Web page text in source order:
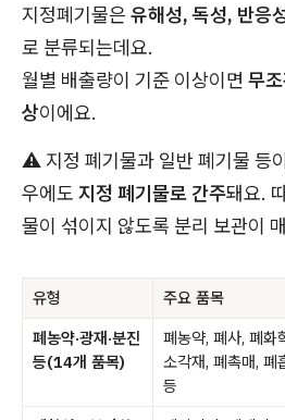
지정폐기물은 유해성, 독성, 반응
로 분류되는데요.
월별 배출량이 기준 이상이면 무
상이에요.
⚠️ 지정 폐기물과 일반 폐기물 등
우에도 지정 폐기물로 간주돼요.
물이 섞이지 않도록 분리 보관이
유형 주요 품목
폐농약·광재·분진
등(14개 품목)
폐농약, 폐사, 폐화
소각재, 폐촉매, 폐
등